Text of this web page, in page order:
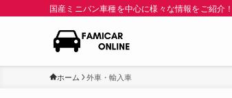
国産ミニバン車種を中心に様々な情報をご紹介！
ホーム 外車・輸入車